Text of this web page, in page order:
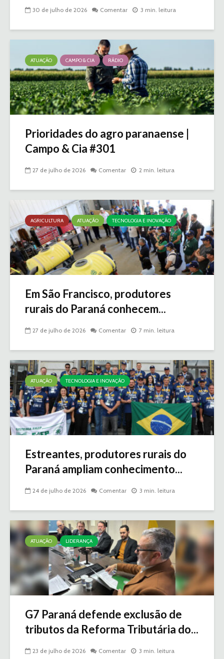
30 de julho de 2026 Comentar 3 min. leitura
ATUAÇÃO CAMPO & CIA RÁDIO
Prioridades do agro paranaense |
Campo & Cia #301
27 de julho de 2026 Comentar 2 min. leitura
AGRICULTURA ATUAÇÃO TECNOLOGIA E INOVAÇÃO
Em São Francisco, produtores
rurais do Paraná conhecem...
27 de julho de 2026 Comentar 7 min. leitura
ATUAÇÃO TECNOLOGIA E INOVAÇÃO
Estreantes, produtores rurais do
Paraná ampliam conhecimento...
24 de julho de 2026 Comentar 3 min. leitura
ATUAÇÃO LIDERANÇA
G7 Paraná defende exclusão de
tributos da Reforma Tributária do...
23 de julho de 2026 Comentar 3 min. leitura